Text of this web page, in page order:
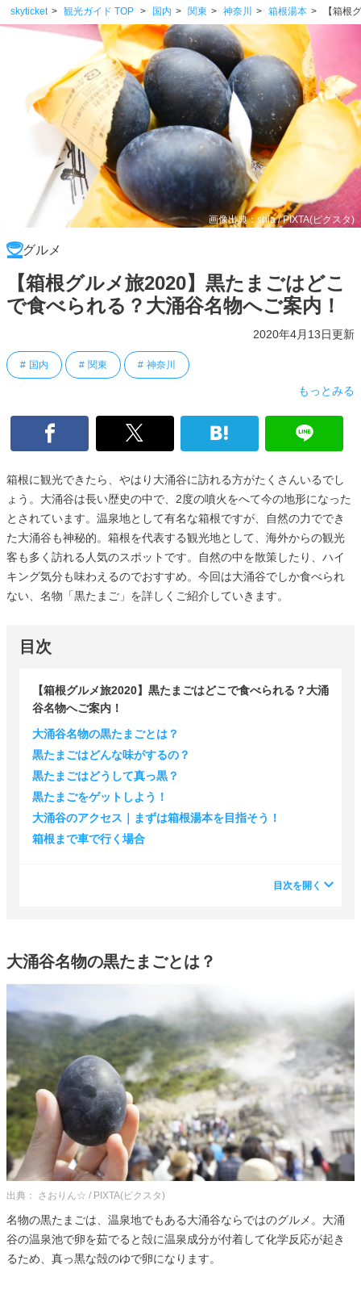
skyticket 観光ガイド TOP 国内 関東 神奈川 箱根湯本 【箱根
画像出典：shia / PIXTA(ピクスタ)
グルメ
【箱根グルメ旅2020】黒たまごはどこ
で食べられる？大涌谷名物へご案内！
2020年4月13日更新
国内 関東 神奈川
もっとみる
箱根に観光できたら、やはり大涌谷に訪れる方がたくさんいるでし
ょう。大涌谷は長い歴史の中で、2度の噴火をへて今の地形になった
とされています。温泉地として有名な箱根ですが、自然の力ででき
た大涌谷も神秘的。箱根を代表する観光地として、海外からの観光
客も多く訪れる人気のスポットです。自然の中を散策したり、ハイ
キング気分も味わえるのでおすすめ。今回は大涌谷でしか食べられ
ない、名物「黒たまご」を詳しくご紹介していきます。
目次
【箱根グルメ旅2020】黒たまごはどこで食べられる？大涌
谷名物へご案内！
大涌谷名物の黒たまごとは？
黒たまごはどんな味がするの？
黒たまごはどうして真っ黒？
黒たまごをゲットしよう！
大涌谷のアクセス｜まずは箱根湯本を目指そう！
箱根まで車で行く場合
目次を開く
大涌谷名物の黒たまごとは？
出典： さおりん☆ / PIXTA(ピクスタ)
名物の黒たまごは、温泉地でもある大涌谷ならではのグルメ。大涌
谷の温泉池で卵を茹でると殻に温泉成分が付着して化学反応が起き
るため、真っ黒な殻のゆで卵になります。